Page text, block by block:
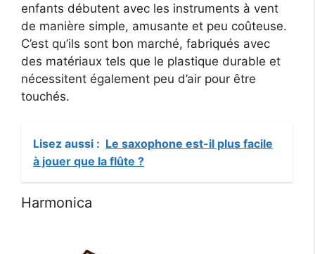
enfants débutent avec les instruments à vent
de manière simple, amusante et peu coûteuse.
C’est qu’ils sont bon marché, fabriqués avec
des matériaux tels que le plastique durable et
nécessitent également peu d’air pour être
touchés.
Lisez aussi : Le saxophone est-il plus facile
à jouer que la flûte ?
Harmonica